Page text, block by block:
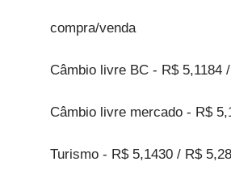
compra/venda
Câmbio livre BC - R$ 5,1184
Câmbio livre mercado - R$
Turismo - R$ 5,1430 / R$